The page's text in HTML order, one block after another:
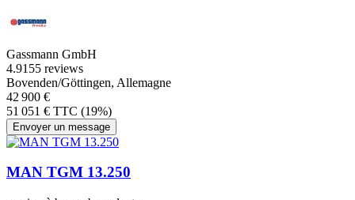
Gassmann GmbH
4.9155 reviews
Bovenden/Göttingen, Allemagne
42 900 €
51 051 € TTC (19%)
Envoyer un message
MAN TGM 13.250